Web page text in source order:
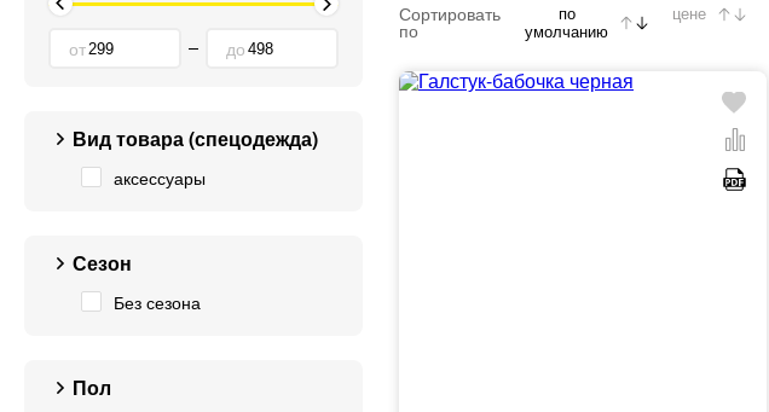
от до
Вид товара (спецодежда)
аксессуары
Сезон
Без сезона
Пол
Сортировать
по
по
умолчанию
цене